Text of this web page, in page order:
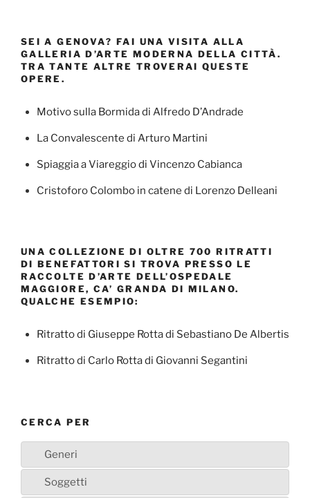
SEI A GENOVA? FAI UNA VISITA ALLA
GALLERIA D’ARTE MODERNA DELLA CITTÀ.
TRA TANTE ALTRE TROVERAI QUESTE
OPERE.
Motivo sulla Bormida di Alfredo D’Andrade
La Convalescente di Arturo Martini
Spiaggia a Viareggio di Vincenzo Cabianca
Cristoforo Colombo in catene di Lorenzo Delleani
UNA COLLEZIONE DI OLTRE 700 RITRATTI
DI BENEFATTORI SI TROVA PRESSO LE
RACCOLTE D’ARTE DELL’OSPEDALE
MAGGIORE, CA’ GRANDA DI MILANO.
QUALCHE ESEMPIO:
Ritratto di Giuseppe Rotta di Sebastiano De Albertis
Ritratto di Carlo Rotta di Giovanni Segantini
CERCA PER
Generi
Soggetti